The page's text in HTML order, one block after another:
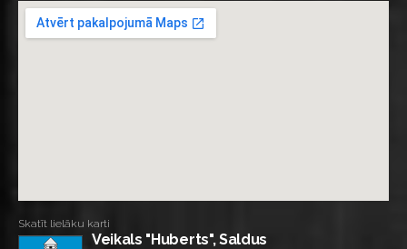
Skatīt lielāku karti
Veikals "Huberts", Saldus